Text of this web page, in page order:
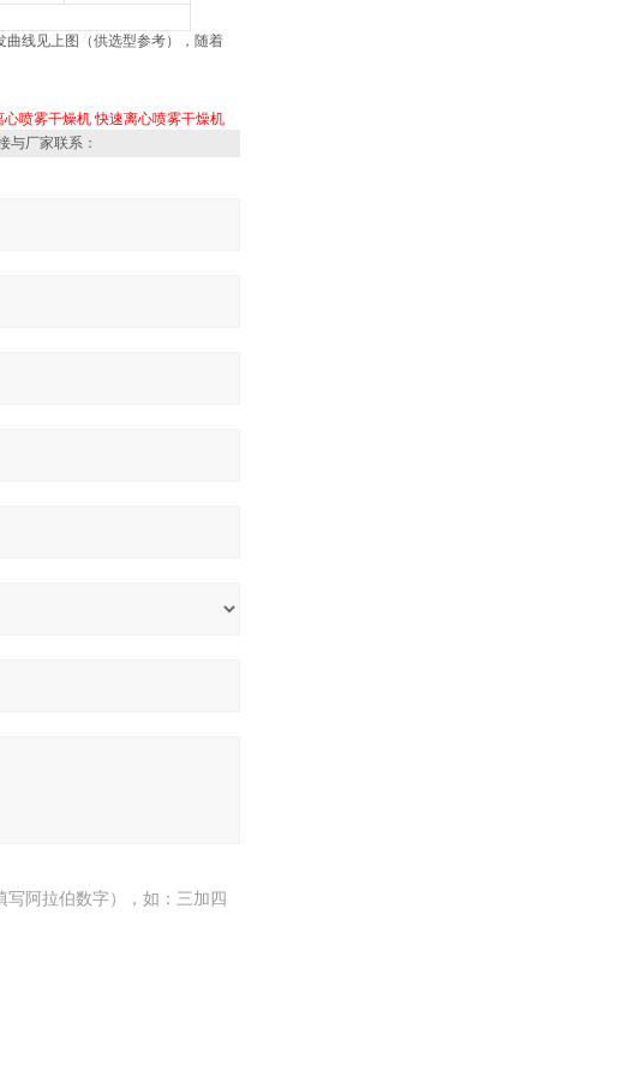
线见上图（供选型参考），随着
心喷雾干燥机 快速离心喷雾干燥机
与厂家联系：
写阿拉伯数字），如：三加四